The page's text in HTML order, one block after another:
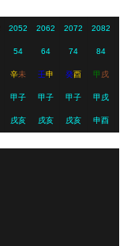
2052 2062 2072 2082
54 64 74 84
辛未 壬申 癸酉 甲 戌
甲子 甲子 甲子 甲戌
戌亥 戌亥 戌亥 申酉